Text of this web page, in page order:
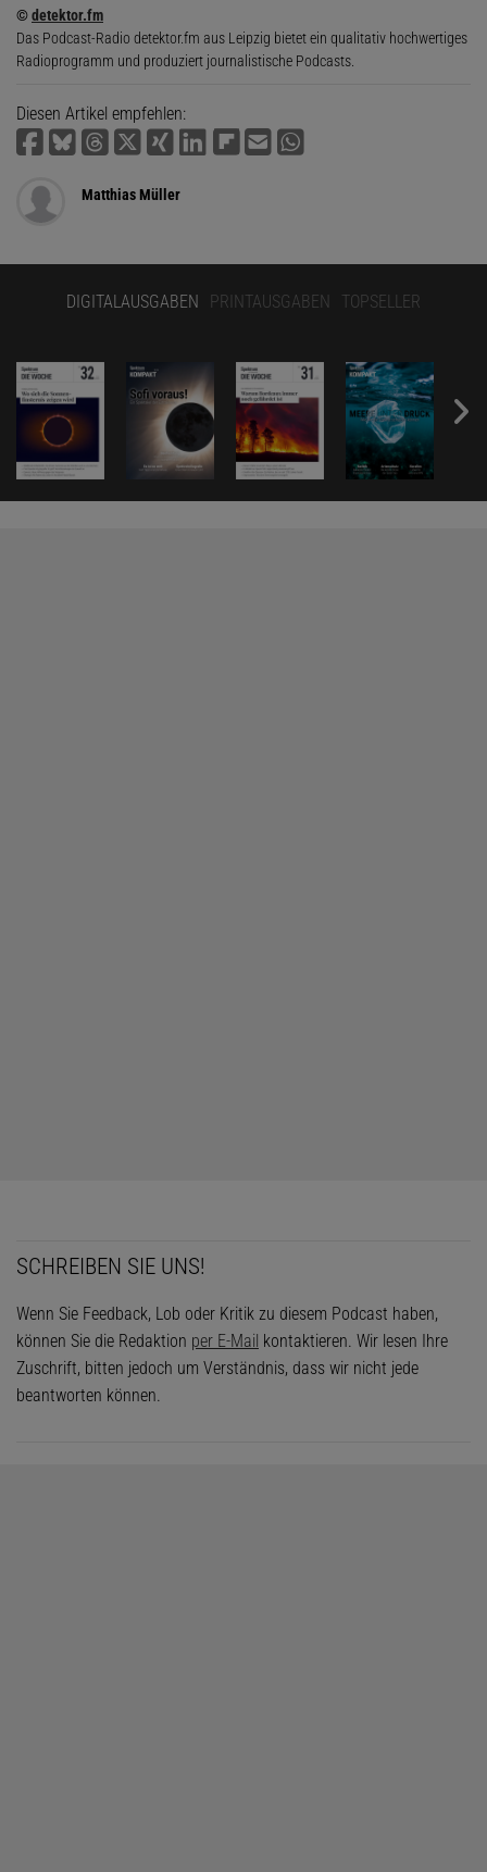
©detektor.fm
Das Podcast-Radio detektor.fm aus Leipzig bietet ein qualitativ hochwertiges
Radioprogramm und produziert journalistische Podcasts.
Diesen Artikel empfehlen:
Matthias Müller
DIGITALAUSGABEN PRINTAUSGABEN TOPSELLER
SCHREIBEN SIE UNS!
Wenn Sie Feedback, Lob oder Kritik zu diesem Podcast haben,
können Sie die Redaktion per E-Mail kontaktieren. Wir lesen Ihre
Zuschrift, bitten jedoch um Verständnis, dass wir nicht jede
beantworten können.